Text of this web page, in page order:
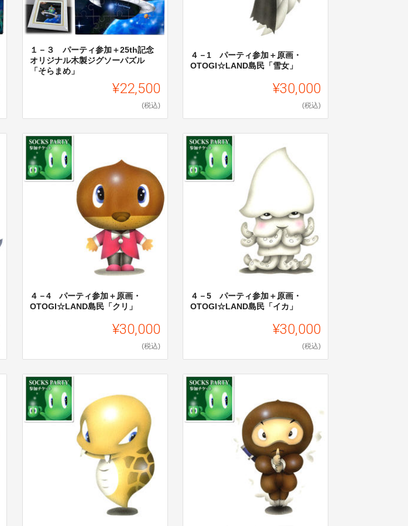
１－３ パーティ参加＋25th記念
オリジナル木製ジグソーパズル
「そらまめ」
¥22,500
(税込)
４－1 パーティ参加＋原画・
OTOGI☆LAND島民「雪女」
¥30,000
(税込)
４－4 パーティ参加＋原画・
OTOGI☆LAND島民「クリ」
¥30,000
(税込)
４－5 パーティ参加＋原画・
OTOGI☆LAND島民「イカ」
¥30,000
(税込)